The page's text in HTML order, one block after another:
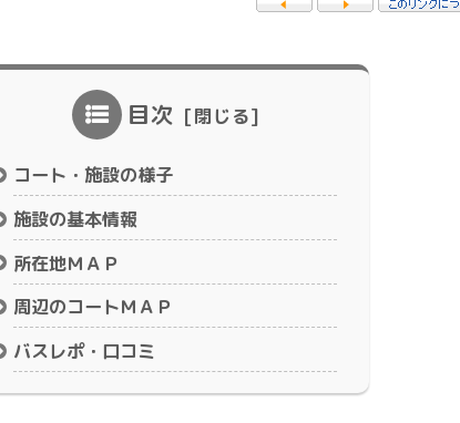
目次
コート・施設の様子
施設の基本情報
所在地ＭＡＰ
周辺のコートＭＡＰ
バスレポ・口コミ